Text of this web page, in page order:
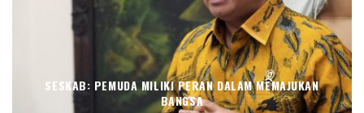
SESKAB: PEMUDA MILIKI PERAN DALAM MEMAJUKAN
BANGSA